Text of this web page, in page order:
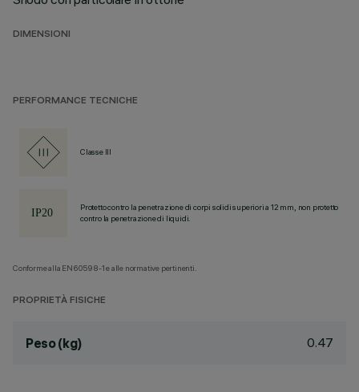
DIMENSIONI
PERFORMANCE TECNICHE
Classe III
Protetto contro la penetrazione di corpi solidi superiori a 12 mm, non protetto
contro la penetrazione di liquidi.
Conforme alla EN60598-1 e alle normative pertinenti.
PROPRIETÀ FISICHE
Peso (kg) 0.47